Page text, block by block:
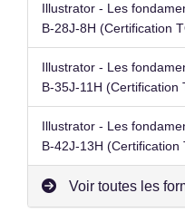
Illustrator - Les
B-28J-8H (Certification
Illustrator - Les
B-35J-11H (Certification
Illustrator - Les
B-42J-13H (Certification
Voir toutes les